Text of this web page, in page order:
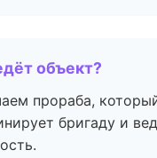
объект?
прораба,
бригаду и